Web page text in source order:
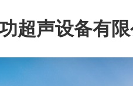
超声设备有